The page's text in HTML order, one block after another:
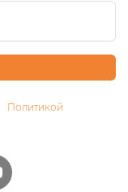
Политикой